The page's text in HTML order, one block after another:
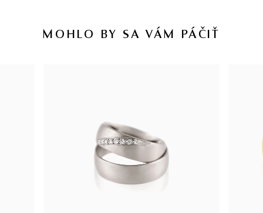
MOHLO BY SA VÁM PÁČIŤ